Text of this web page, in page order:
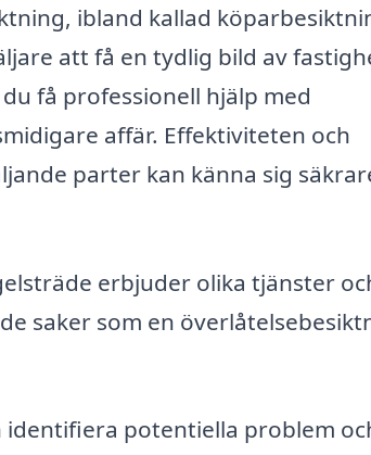
ibland kallad
att få en tydlig bild av
få professionell hjälp med
affär. Effektiviteten och
parter kan känna sig
erbjuder olika tjänster
saker som en
identifiera potentiella problem